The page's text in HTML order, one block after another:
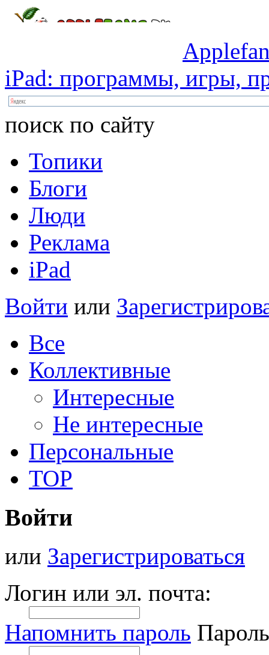
iPad: программы, игры,
поиск по сайту
Топики
Блоги
Люди
Реклама
iPad
Войти или
Все
Коллективные
Интересные
Не интересные
Персональные
TOP
Войти
или Зарегистрироваться
Логин или эл. почта:
Напомнить пароль